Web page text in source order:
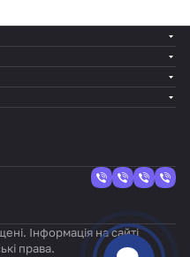
Інформація на сайті
права.